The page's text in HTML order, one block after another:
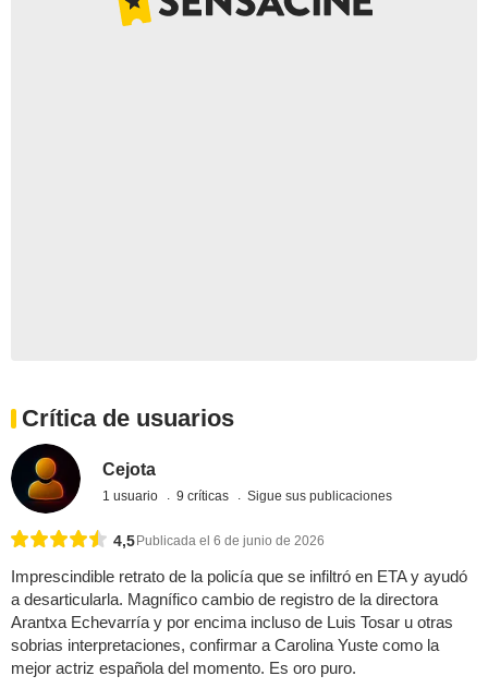
Crítica de usuarios
Cejota
1 usuario 9 críticas Sigue sus publicaciones
4,5 Publicada el 6 de junio de 2026
Imprescindible retrato de la policía que se infiltró en ETA y ayudó
a desarticularla. Magnífico cambio de registro de la directora
Arantxa Echevarría y por encima incluso de Luis Tosar u otras
sobrias interpretaciones, confirmar a Carolina Yuste como la
mejor actriz española del momento. Es oro puro.